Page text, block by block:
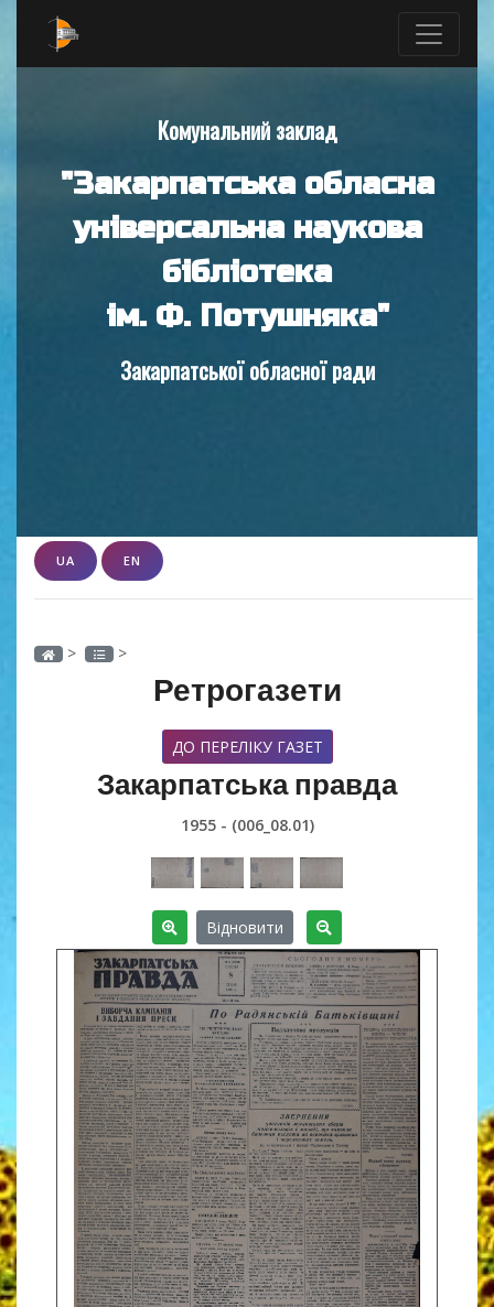
Комунальний заклад
"Закарпатська обласна
універсальна наукова
бібліотека
ім. Ф. Потушняка"
Закарпатської обласної ради
UA EN
> >
Ретрогазети
ДО ПЕРЕЛІКУ ГАЗЕТ
Закарпатська правда
1955 - (006_08.01)
Відновити